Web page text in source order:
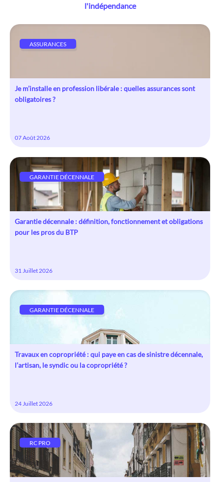
l'indépendance
ASSURANCES
Je m’installe en profession libérale : quelles assurances sont
obligatoires ?
07 Août 2026
GARANTIE DÉCENNALE
Garantie décennale : définition, fonctionnement et obligations
pour les pros du BTP
31 Juillet 2026
GARANTIE DÉCENNALE
Travaux en copropriété : qui paye en cas de sinistre décennale,
l’artisan, le syndic ou la copropriété ?
24 Juillet 2026
RC PRO